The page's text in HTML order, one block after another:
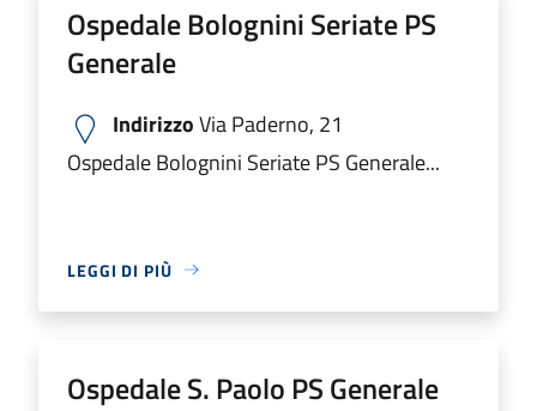
Ospedale Bolognini Seriate PS
Generale
IndirizzoVia Paderno, 21
Ospedale Bolognini Seriate PS Generale...
LEGGI DI PIÙ
Ospedale S. Paolo PS Generale